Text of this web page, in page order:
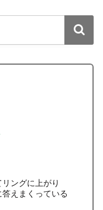
ングに上がり
えまくっている